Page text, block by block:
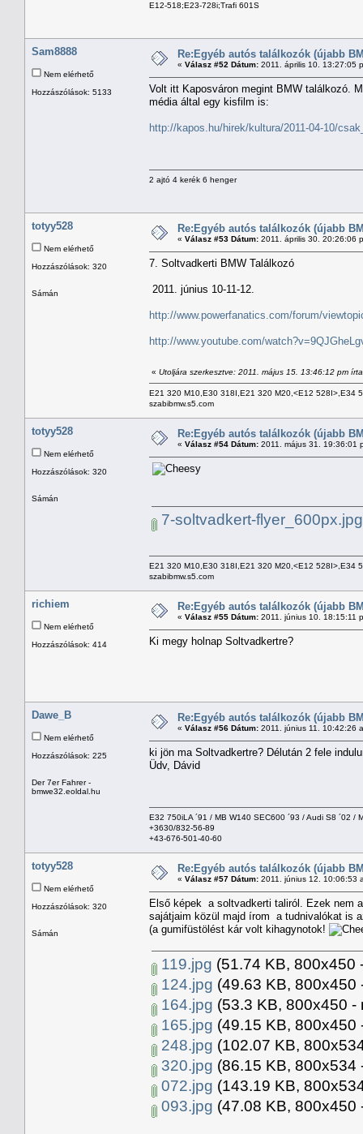
E12-518;E23-728i;Trafi 601S
Sam8888
Nem elérhető
Hozzászólások: 5133
Re:Egyéb autós találkozók (újabb
« Válasz #52 Dátum: 2011. április 10. 13:27:05
Volt itt Kaposváron megint BMW találkozó.
média által egy kisfilm is:
http://kapos.hu/hirek/kultura/2011-04-10/
2 ajtó 4 kerék 6 henger
totyy528
Nem elérhető
Hozzászólások: 320
Sámán
Re:Egyéb autós találkozók (újabb
« Válasz #53 Dátum: 2011. április 30. 20:26:06
7. Soltvadkerti BMW Találkozó
2011. június 10-11-12.
http://www.powerfanatics.com/forum/
http://www.youtube.com/
« Utoljára szerkesztve: 2011. május 15. 13:46:12 pm
E21 320 M10,E30 318I,E21 320 M20,<E12 528I>,E34
szabibmw.s5.com
totyy528
Nem elérhető
Hozzászólások: 320
Sámán
Re:Egyéb autós találkozók (újabb
« Válasz #54 Dátum: 2011. május 31. 19:36:01
7-soltvadkert-flyer_600px.jpg
E21 320 M10,E30 318I,E21 320 M20,<E12 528I>,E34
szabibmw.s5.com
richiem
Nem elérhető
Hozzászólások: 414
Re:Egyéb autós találkozók (újabb
« Válasz #55 Dátum: 2011. június 10. 18:15:11
Ki megy holnap Soltvadkertre?
Dawe_B
Nem elérhető
Hozzászólások: 225
Der 7er Fahrer -
bmwe32.eoldal.hu
Re:Egyéb autós találkozók (újabb
« Válasz #56 Dátum: 2011. június 11. 10:42:26
ki jön ma Soltvadkertre? Délután 2 fele
Üdv, Dávid
E32 750iLA ´91 / MB W140 SEC600 ´93 / Audi S8 ´02 /
+3630/832-56-89
+43-676-501-40-60
totyy528
Nem elérhető
Hozzászólások: 320
Sámán
Re:Egyéb autós találkozók (újabb
« Válasz #57 Dátum: 2011. június 12. 10:06:53
Első képek a soltvadkerti taliról. Ezek nem
sajátjaim közül majd írom a tudnivalókat is
(a gumifüstölést kár volt kihagynotok!
119.jpg (51.74 KB, 800x450
124.jpg (49.63 KB, 800x450
164.jpg (53.3 KB, 800x450
165.jpg (49.15 KB, 800x450
248.jpg (102.07 KB,
320.jpg (86.15 KB, 800x534
072.jpg (143.19 KB,
093.jpg (47.08 KB, 800x450